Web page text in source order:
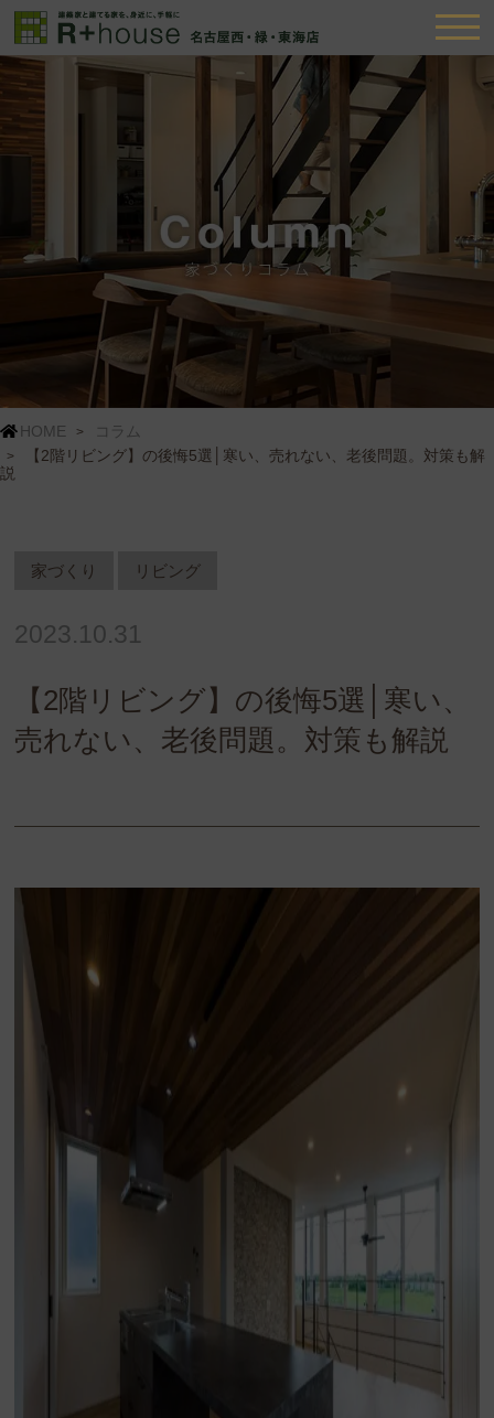
HOME
コラム
【2階リビング】の後悔5選│寒い、売れない、老後問題。対策も解
説
家づくり リビング
2023.10.31
【2階リビング】の後悔5選│寒い、
売れない、老後問題。対策も解説